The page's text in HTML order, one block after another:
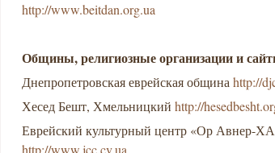
http://www.beitdan.org.ua
Общины, религиозные организации и
Днепропетровская еврейская общинаhttp://
Хесед Бешт, Хмельницкийhttp://
Еврейский культурный центр «Ор Авнер-
http://www.jcc.cv.ua